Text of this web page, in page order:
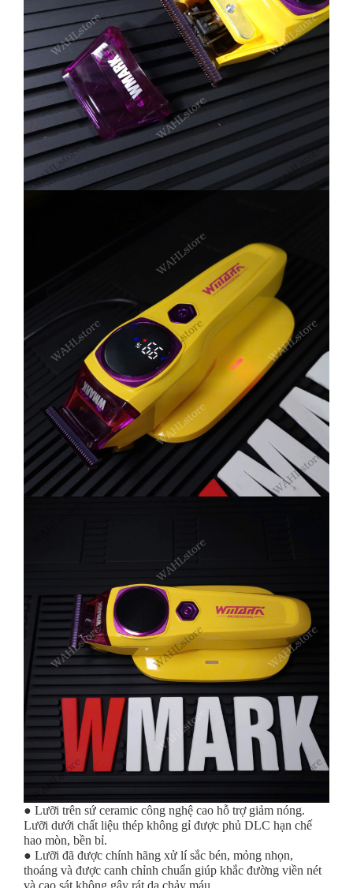
● Lưỡi trên sứ ceramic công nghệ cao hỗ trợ giảm nóng.
Lưỡi dưới chất liệu thép không gỉ được phủ DLC hạn chế
hao mòn, bền bỉ.
● Lưỡi đã được chính hãng xử lí sắc bén, mỏng nhọn,
thoáng và được canh chỉnh chuẩn giúp khắc đường viền nét
và cạo sát không gây rát da chảy máu.